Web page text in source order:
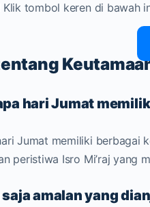
Klik tombol keren di bawah
hari Jumat
Jumat memiliki berbagai
peristiwa Isro Mi’raj yang
saja amalan yang